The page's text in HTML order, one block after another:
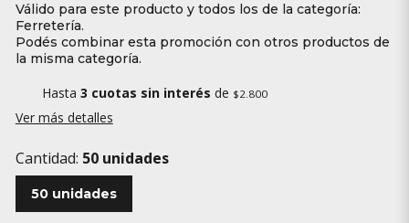
Válido para este producto y todos los de la categoría:
Ferretería.
Podés combinar esta promoción con otros productos de
la misma categoría.
Hasta 3 cuotas sin interés de $2.800
Ver más detalles
Cantidad: 50 unidades
50 unidades